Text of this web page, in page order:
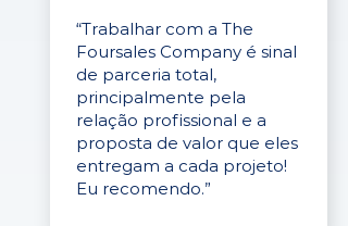
“Trabalhar com a The
Foursales Company é sinal
de parceria total,
principalmente pela
relação profissional e a
proposta de valor que eles
entregam a cada projeto!
Eu recomendo.”